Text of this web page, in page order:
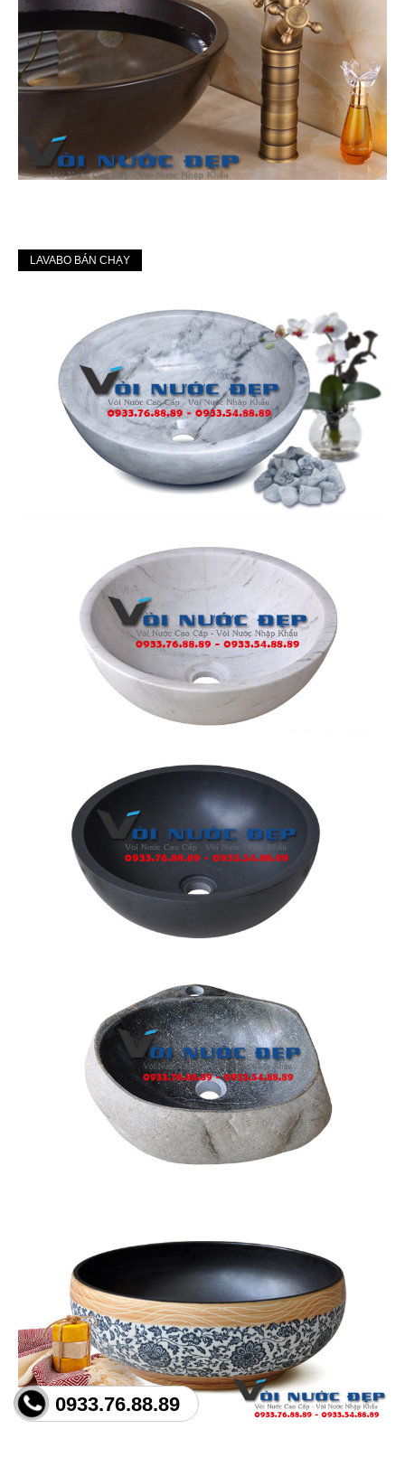
0933.76.88.89
LAVABO BÁN CHẠY